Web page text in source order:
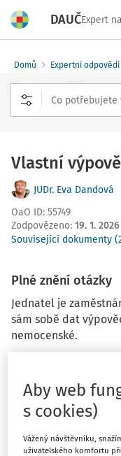
DAUČExpert
Domů Expertní odpovědi
Vlastní
JUDr. Eva Dandová
OaO ID: 55749
Zodpovězeno: 19. 1. 2026
Související dokumenty
Plné znění otázky
Jednatel je
sám sobě dat
nemocenské.
Odpověď
Aby web
s cookies)
Vážený návštěvníku,
uživatelského komfortu